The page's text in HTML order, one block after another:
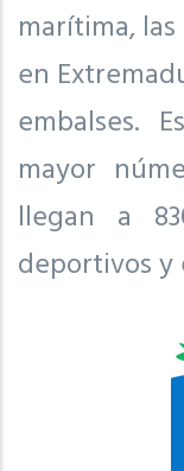
marítima,
en
embalses.
mayor
llegan a
deportivos y